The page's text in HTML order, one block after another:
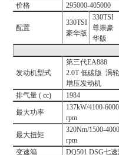
价格
295000-405000
配置
330TSI
豪华版
330TSI
尊崇豪
华版
发动机型式
第三代EA888
2.0T 低碳版 涡轮
增压发动机
排气量 ( cc)
1984
最大功率
137kW/4100-6000
rpm
最大扭矩
320Nm/1500-4000
rpm
变速箱
DQ501 DSG七